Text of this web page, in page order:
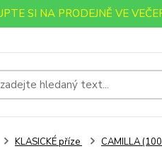
SI NA PRODEJNĚ VE
KLASICKÉ příze CAMILLA